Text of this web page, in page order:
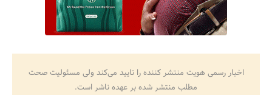
اخبار رسمی هویت منتشر کننده را تایید می‌کند ولی مسئولیت صحت
مطلب منتشر شده بر عهده ناشر است.